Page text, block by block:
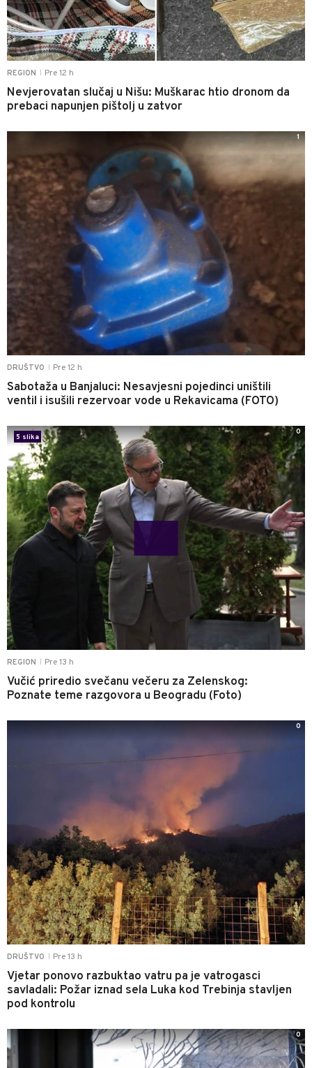
REGION Pre 12 h
Nevjerovatan slučaj u Nišu: Muškarac htio dronom da
prebaci napunjen pištolj u zatvor
DRUŠTVO Pre 12 h
Sabotaža u Banjaluci: Nesavjesni pojedinci uništili
ventil i isušili rezervoar vode u Rekavicama (FOTO)
1
REGION Pre 13 h
Vučić priredio svečanu večeru za Zelenskog:
Poznate teme razgovora u Beogradu (Foto)
5 slika
0
DRUŠTVO Pre 13 h
Vjetar ponovo razbuktao vatru pa je vatrogasci
savladali: Požar iznad sela Luka kod Trebinja stavljen
pod kontrolu
0
0